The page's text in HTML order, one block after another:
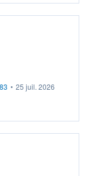
• 25 juil. 2026